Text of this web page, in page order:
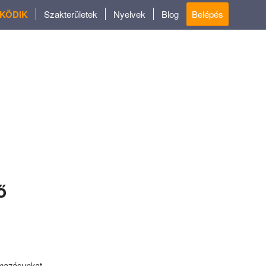
Szakterületek Nyelvek Blog Belépés